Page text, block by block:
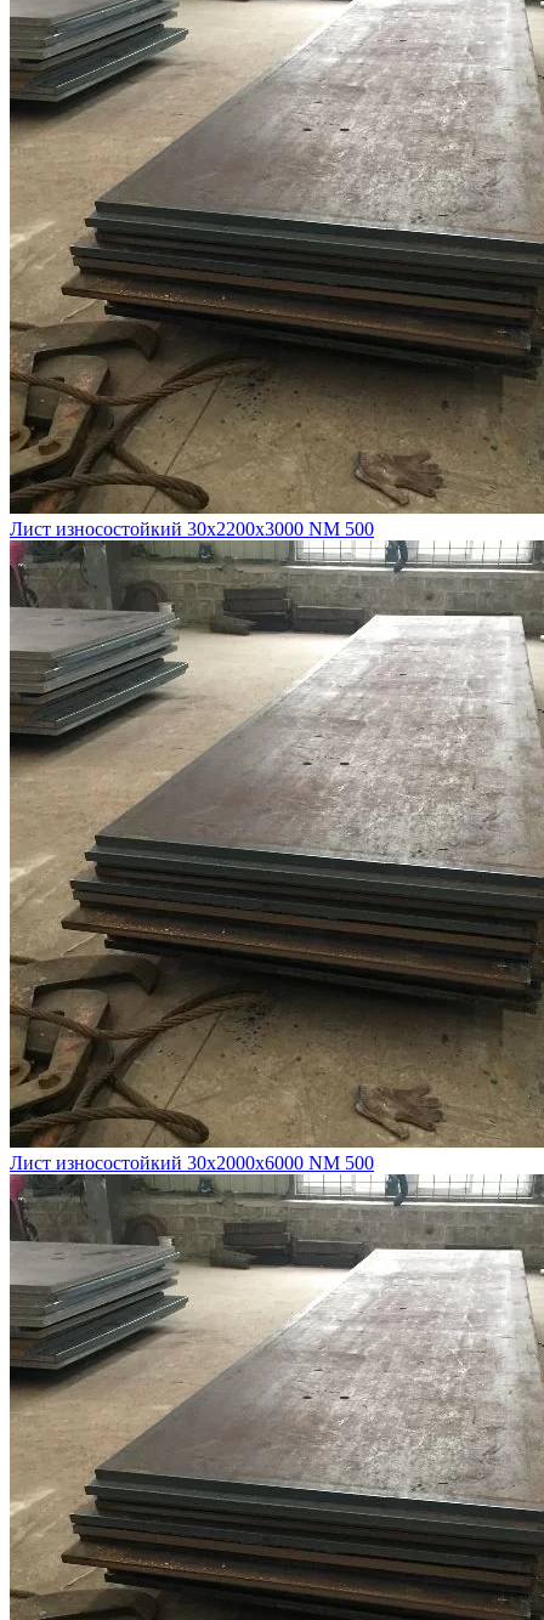
Лист износостойкий 30х2200х3000 NM 500
Лист износостойкий 30х2000х6000 NM 500